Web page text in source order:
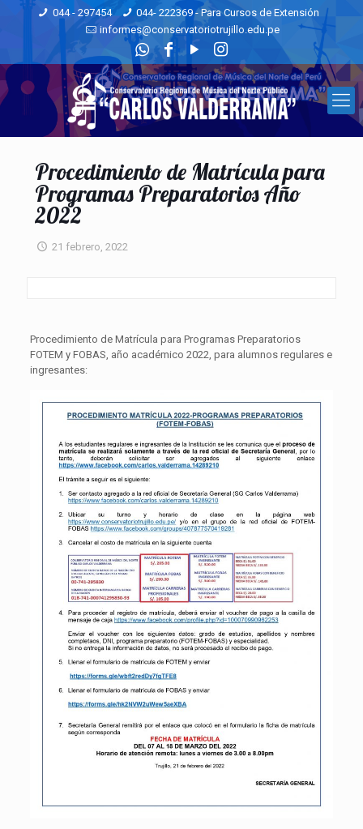
044 - 297454
044- 222369 - Para Cursos de Extensión
informes@conservatoriotrujillo.edu.pe
Procedimiento de Matrícula para
Programas Preparatorios Año
2022
21 febrero, 2022
Procedimiento de Matrícula para Programas Preparatorios
FOTEM y FOBAS, año académico 2022, para alumnos regulares e
ingresantes: